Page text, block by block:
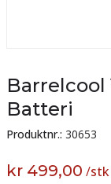
Barrelcool
Batteri
Produktnr.: 30653
kr 499,00 /stk